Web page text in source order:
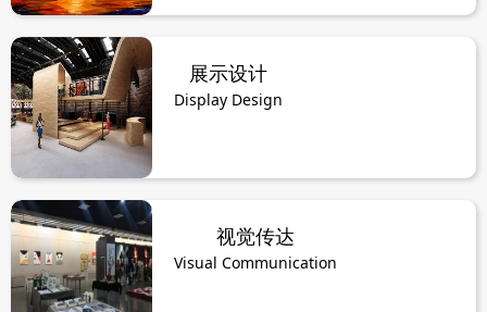
展示设计
Display Design
视觉传达
Visual Communication